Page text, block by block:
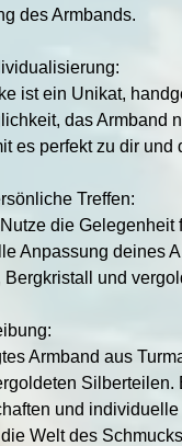
des Armbands.
ist ein Unikat,
das Armband
es perfekt zu dir und
Treffen:
die Gelegenheit
Anpassung deines
und
Armband aus
Silberteilen.
und
Welt des